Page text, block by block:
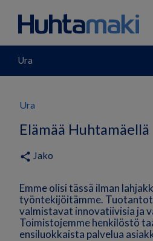
Ura
Ura
Elämää Huhtamäellä
share Jako
Emme olisi tässä ilman
työntekijöitämme.
valmistavat innovatiivisia ja
Toimistojemme henkilöstö
ensiluokkaista palvelua